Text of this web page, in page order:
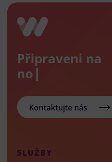
Připraveni na
nový e-
Kontaktujte nás
SLUŽBY